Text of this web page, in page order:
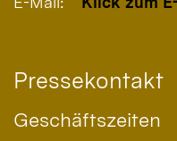
Pressekontakt
Geschäftszeiten